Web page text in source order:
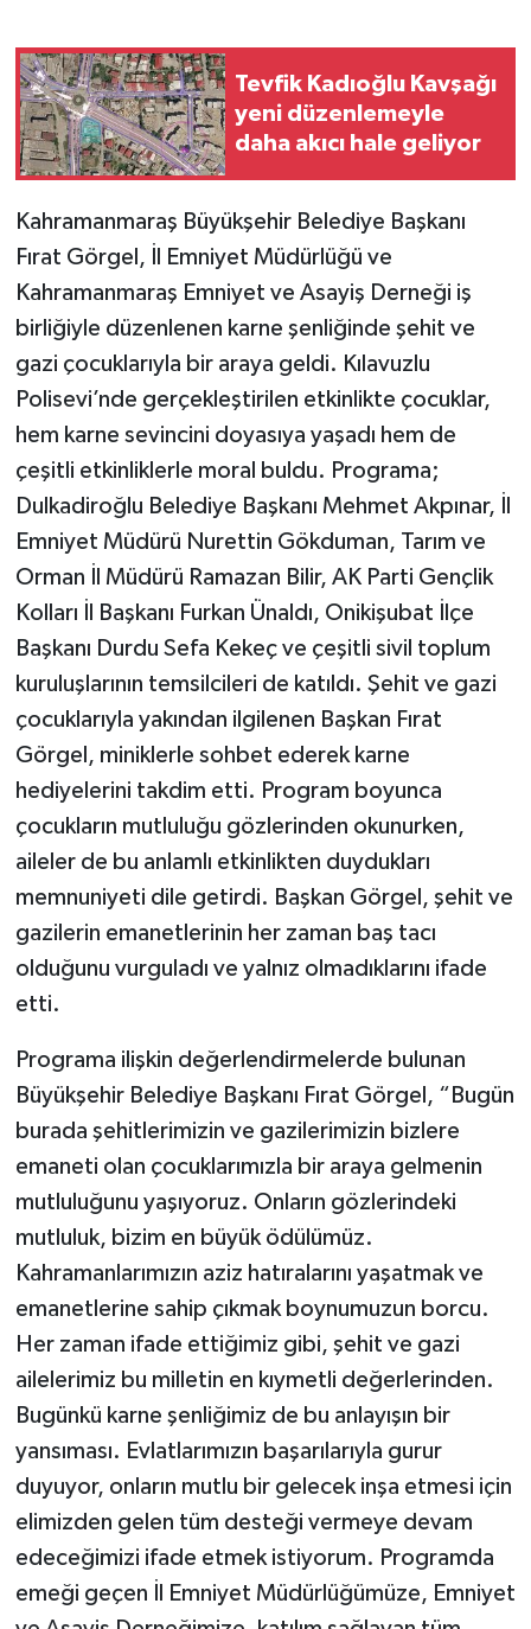
Tevfik Kadıoğlu Kavşağı
yeni düzenlemeyle
daha akıcı hale geliyor
Kahramanmaraş Büyükşehir Belediye Başkanı
Fırat Görgel, İl Emniyet Müdürlüğü ve
Kahramanmaraş Emniyet ve Asayiş Derneği iş
birliğiyle düzenlenen karne şenliğinde şehit ve
gazi çocuklarıyla bir araya geldi. Kılavuzlu
Polisevi’nde gerçekleştirilen etkinlikte çocuklar,
hem karne sevincini doyasıya yaşadı hem de
çeşitli etkinliklerle moral buldu. Programa;
Dulkadiroğlu Belediye Başkanı Mehmet Akpınar, İl
Emniyet Müdürü Nurettin Gökduman, Tarım ve
Orman İl Müdürü Ramazan Bilir, AK Parti Gençlik
Kolları İl Başkanı Furkan Ünaldı, Onikişubat İlçe
Başkanı Durdu Sefa Kekeç ve çeşitli sivil toplum
kuruluşlarının temsilcileri de katıldı. Şehit ve gazi
çocuklarıyla yakından ilgilenen Başkan Fırat
Görgel, miniklerle sohbet ederek karne
hediyelerini takdim etti. Program boyunca
çocukların mutluluğu gözlerinden okunurken,
aileler de bu anlamlı etkinlikten duydukları
memnuniyeti dile getirdi. Başkan Görgel, şehit ve
gazilerin emanetlerinin her zaman baş tacı
olduğunu vurguladı ve yalnız olmadıklarını ifade
etti.
Programa ilişkin değerlendirmelerde bulunan
Büyükşehir Belediye Başkanı Fırat Görgel, “Bugün
burada şehitlerimizin ve gazilerimizin bizlere
emaneti olan çocuklarımızla bir araya gelmenin
mutluluğunu yaşıyoruz. Onların gözlerindeki
mutluluk, bizim en büyük ödülümüz.
Kahramanlarımızın aziz hatıralarını yaşatmak ve
emanetlerine sahip çıkmak boynumuzun borcu.
Her zaman ifade ettiğimiz gibi, şehit ve gazi
ailelerimiz bu milletin en kıymetli değerlerinden.
Bugünkü karne şenliğimiz de bu anlayışın bir
yansıması. Evlatlarımızın başarılarıyla gurur
duyuyor, onların mutlu bir gelecek inşa etmesi için
elimizden gelen tüm desteği vermeye devam
edeceğimizi ifade etmek istiyorum. Programda
emeği geçen İl Emniyet Müdürlüğümüze, Emniyet